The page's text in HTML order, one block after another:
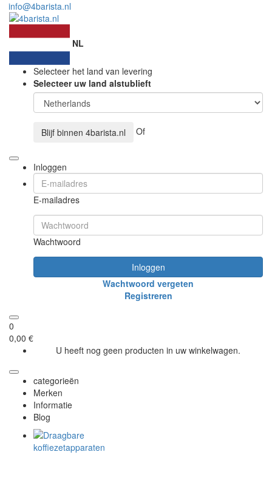
info@4barista.nl
NL
Selecteer het land van levering
Selecteer uw land alstublieft
Blijf binnen 4barista.nl Of
Inloggen
E-mailadres
Wachtwoord
Inloggen
Wachtwoord vergeten
Registreren
0
0,00 €
U heeft nog geen producten in uw winkelwagen.
categorieën
Merken
Informatie
Blog